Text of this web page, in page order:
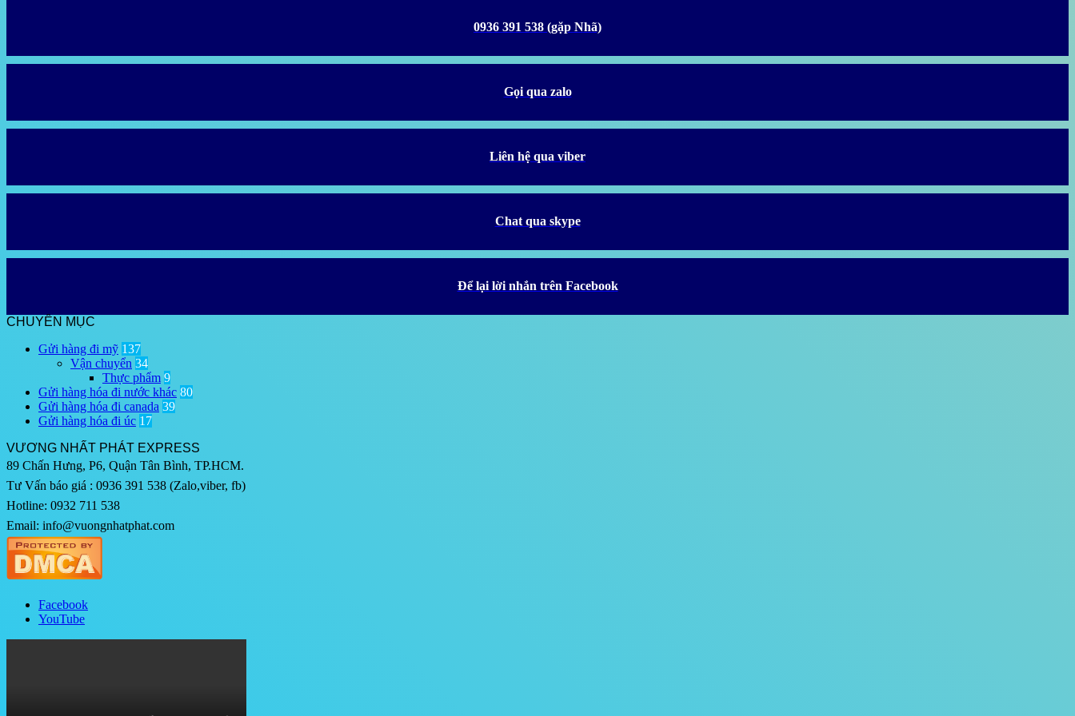
0936 391 538 (gặp Nhã)
Gọi qua zalo
Liên hệ qua viber
Chat qua skype
Để lại lời nhắn trên Facebook
CHUYÊN MỤC
Gửi hàng đi mỹ 137
Vận chuyển 34
Thực phẩm 9
Gửi hàng hóa đi nước khác 80
Gửi hàng hóa đi canada 39
Gửi hàng hóa đi úc 17
VƯƠNG NHẤT PHÁT EXPRESS
89 Chấn Hưng, P6, Quận Tân Bình, TP.HCM.
Tư Vấn báo giá : 0936 391 538 (Zalo,viber, fb)
Hotline: 0932 711 538
Email: info@vuongnhatphat.com
Facebook
YouTube